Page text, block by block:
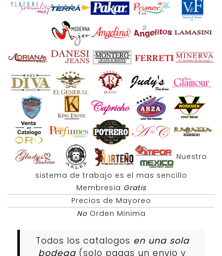
Nuestro
sistema de trabajo es el mas sencillo
Membresia Gratis
Precios de Mayoreo
NoOrden Minima
Todos los catalogos en una sola
bodega (solo pagas un envio y